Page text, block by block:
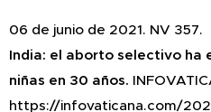
06 de junio de 2021. NV 357.
India: el aborto selectivo ha
niñas en 30 años.
https://infovaticana.com/